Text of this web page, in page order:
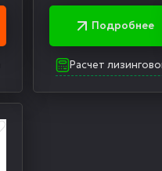
Подробнее
Расчет